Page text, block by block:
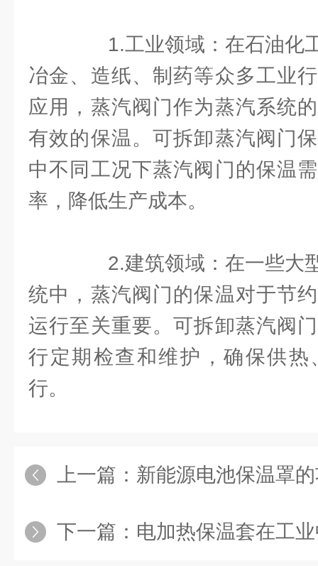
1.工业领域：在石油化
冶金、造纸、制药等众多工业
应用，蒸汽阀门作为蒸汽系统
有效的保温。可拆卸蒸汽阀门
中不同工况下蒸汽阀门的保温
率，降低生产成本。
2.建筑领域：在一些大
统中，蒸汽阀门的保温对于节
运行至关重要。可拆卸蒸汽阀
行定期检查和维护，确保供热
行。
上一篇： 新能源电池保温罩
下一篇： 电加热保温套在工